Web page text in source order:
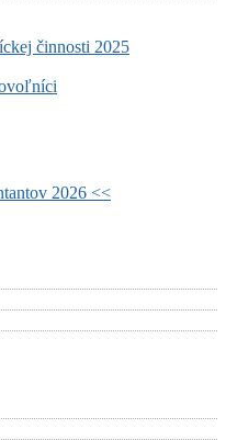
činnosti 2025
2026 <<